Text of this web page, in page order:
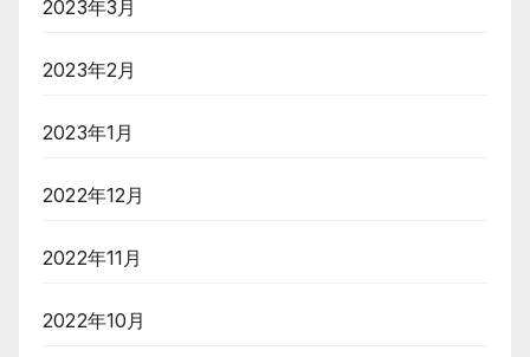
2023年3月
2023年2月
2023年1月
2022年12月
2022年11月
2022年10月